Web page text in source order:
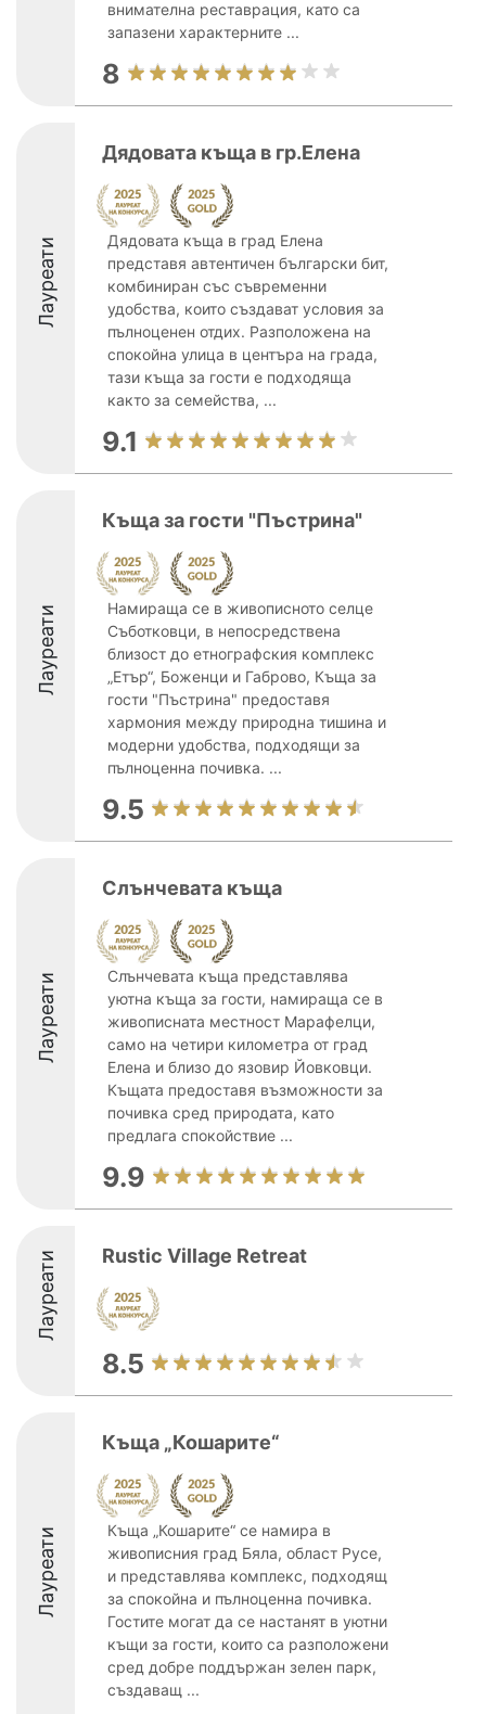
внимателна реставрация, като са
запазени характерните ...
8
Лауреати
Дядовата къща в гр.Елена
Дядовата къща в град Елена
представя автентичен български бит,
комбиниран със съвременни
удобства, които създават условия за
пълноценен отдих. Разположена на
спокойна улица в центъра на града,
тази къща за гости е подходяща
както за семейства, ...
9.1
Лауреати
Къща за гости "Пъстрина"
Намираща се в живописното селце
Съботковци, в непосредствена
близост до етнографския комплекс
„Етър“, Боженци и Габрово, Къща за
гости "Пъстрина" предоставя
хармония между природна тишина и
модерни удобства, подходящи за
пълноценна почивка. ...
9.5
Лауреати
Слънчевата къща
Слънчевата къща представлява
уютна къща за гости, намираща се в
живописната местност Марафелци,
само на четири километра от град
Елена и близо до язовир Йовковци.
Къщата предоставя възможности за
почивка сред природата, като
предлага спокойствие ...
9.9
Лауреати Rustic Village Retreat
8.5
Лауреати
Къща „Кошарите“
Къща „Кошарите“ се намира в
живописния град Бяла, област Русе,
и представлява комплекс, подходящ
за спокойна и пълноценна почивка.
Гостите могат да се настанят в уютни
къщи за гости, които са разположени
сред добре поддържан зелен парк,
създаващ ...